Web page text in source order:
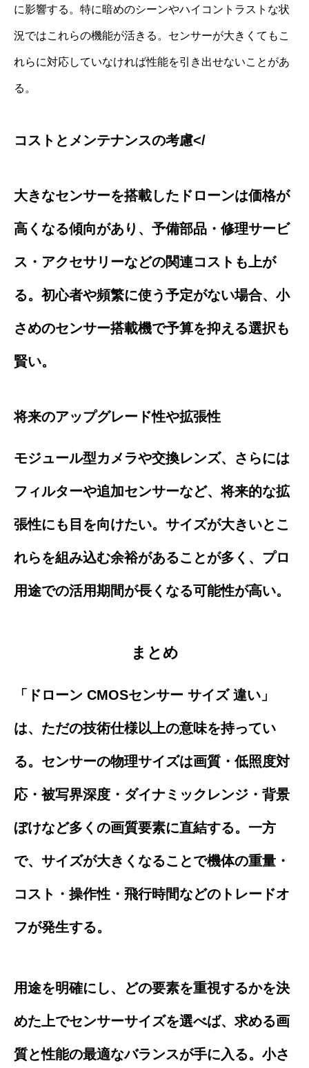
に影響する。特に暗めのシーンやハイコントラストな状
況ではこれらの機能が活きる。センサーが大きくてもこ
れらに対応していなければ性能を引き出せないことがあ
る。
コストとメンテナンスの考慮</
大きなセンサーを搭載したドローンは価格が
高くなる傾向があり、予備部品・修理サービ
ス・アクセサリーなどの関連コストも上が
る。初心者や頻繁に使う予定がない場合、小
さめのセンサー搭載機で予算を抑える選択も
賢い。
将来のアップグレード性や拡張性
モジュール型カメラや交換レンズ、さらには
フィルターや追加センサーなど、将来的な拡
張性にも目を向けたい。サイズが大きいとこ
れらを組み込む余裕があることが多く、プロ
用途での活用期間が長くなる可能性が高い。
まとめ
「ドローン CMOSセンサー サイズ 違い」
は、ただの技術仕様以上の意味を持ってい
る。センサーの物理サイズは画質・低照度対
応・被写界深度・ダイナミックレンジ・背景
ぼけなど多くの画質要素に直結する。一方
で、サイズが大きくなることで機体の重量・
コスト・操作性・飛行時間などのトレードオ
フが発生する。
用途を明確にし、どの要素を重視するかを決
めた上でセンサーサイズを選べば、求める画
質と性能の最適なバランスが手に入る。小さ